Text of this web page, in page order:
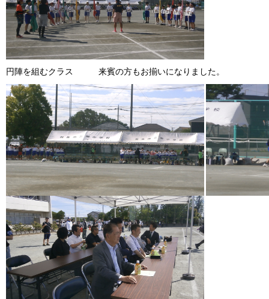
円陣を組むクラス 来賓の方もお揃いになりました。